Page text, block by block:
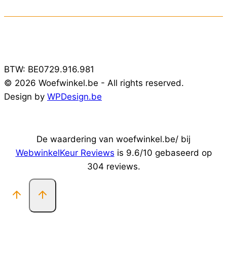
BTW: BE0729.916.981
© 2026 Woefwinkel.be - All rights reserved.
Design by WPDesign.be
De waardering van woefwinkel.be/ bij
WebwinkelKeur Reviews is 9.6/10 gebaseerd op
304 reviews.